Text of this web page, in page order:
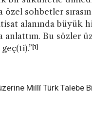
sohbetler
alanında büyük
Bu sözler
[1]
Millî Türk Talebe